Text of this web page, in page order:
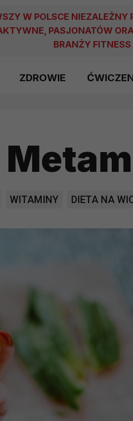
W POLSCE NIEZALEŻNY
PASJONATÓW
BRANŻY FITNESS
ZDROWIE
WITAMINY DIETA NA